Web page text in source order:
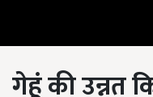
गेहूं की उन्नत